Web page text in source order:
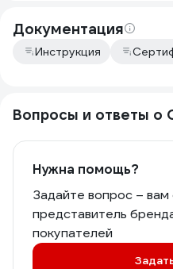
Документация
Инструкция
Вопросы и ответы
Нужна помощь?
Задайте вопрос –
представитель
покупателей